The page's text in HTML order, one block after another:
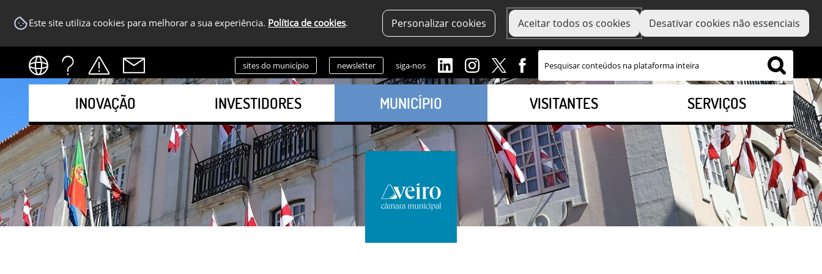
Este site utiliza cookies para melhorar a sua experiência. Política de cookies. Personalizar cookies Aceitar todos os cookies Desativar cookies não essenciais
sites do município newsletter siga-nos
INOVAÇÃO INVESTIDORES MUNICÍPIO VISITANTES SERVIÇOS